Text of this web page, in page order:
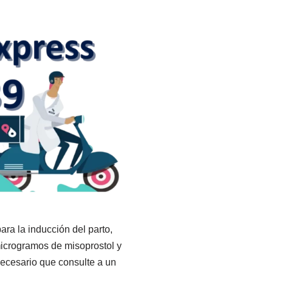
la inducción del parto,
de misoprostol y
que consulte a un